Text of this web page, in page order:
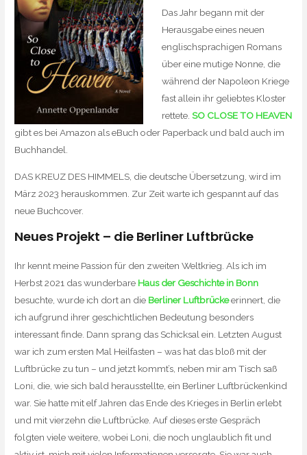
Das Jahr begann mit der
Herausgabe eines neuen
englischsprachigen Romans
über eine mutige Nonne, die
während der Napoleon Kriege
fast allein ihr geliebtes Kloster
rettete.SO CLOSE TO HEAVEN
gibt es bei Amazon als eBuch oder Paperback und bald auch im
Buchhandel.
DAS KREUZ DES HIMMELS, die deutsche Übersetzung, wird im
März 2023 herauskommen. Zur Zeit warte ich gespannt auf das
neue Buchcover.
Neues Projekt – die Berliner Luftbrücke
Ihr kennt meine Passion für den zweiten Weltkrieg. Als ich im
Herbst 2021 das wunderbare Haus der Geschichte in Bonn
besuchte, wurde ich dort an die Berliner Luftbrückeerinnert, die
ich aufgrund ihrer geschichtlichen Bedeutung besonders
interessant finde. Dann sprang das Schicksal ein. Letzten August
war ich zum ersten Mal Heilfasten – was hat das bloß mit der
Luftbrücke zu tun – und jetzt kommt’s, neben mir am Tisch saß
Loni, die, wie sich bald herausstellte, ein Berliner Luftbrückenkind
war. Sie hatte mit elf Jahren das Ende des Krieges in Berlin erlebt
und mit vierzehn die Luftbrücke. Auf dieses erste Gespräch
folgten viele weitere, wobei Loni, die noch unglaublich fit und